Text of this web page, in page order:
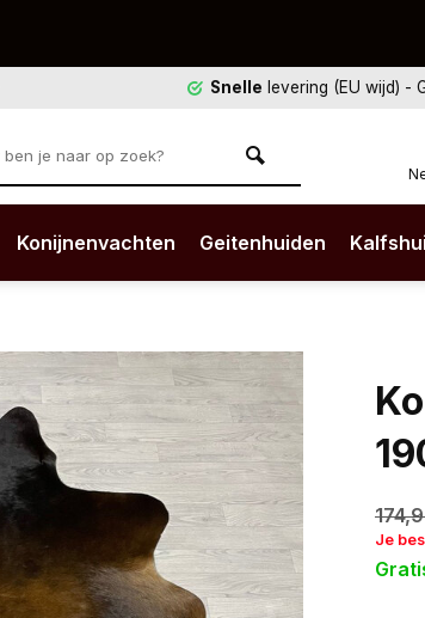
Snelle levering (EU wijd) -
Konijnenvachten Geitenhuiden
Je